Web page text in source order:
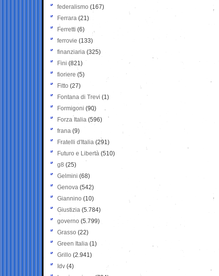
federalismo (167)
Ferrara (21)
Ferretti (6)
ferrovie (133)
finanziaria (325)
Fini (821)
fioriere (5)
Fitto (27)
Fontana di Trevi (1)
Formigoni (90)
Forza Italia (596)
frana (9)
Fratelli d'Italia (291)
Futuro e Libertà (510)
g8 (25)
Gelmini (68)
Genova (542)
Giannino (10)
Giustizia (5.784)
governo (5.799)
Grasso (22)
Green Italia (1)
Grillo (2.941)
Idv (4)